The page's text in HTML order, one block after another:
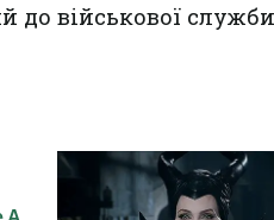
до військової